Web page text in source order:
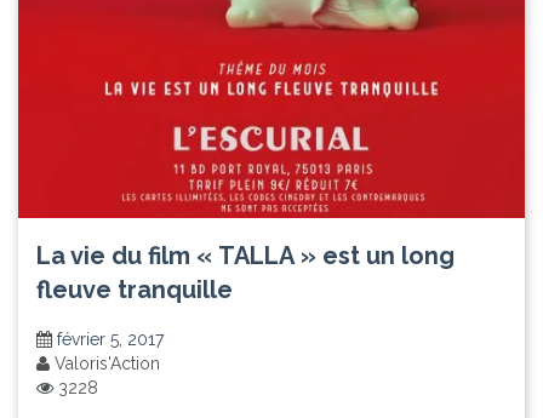
La vie du film « TALLA » est un long
fleuve tranquille
février 5, 2017
Valoris'Action
3228